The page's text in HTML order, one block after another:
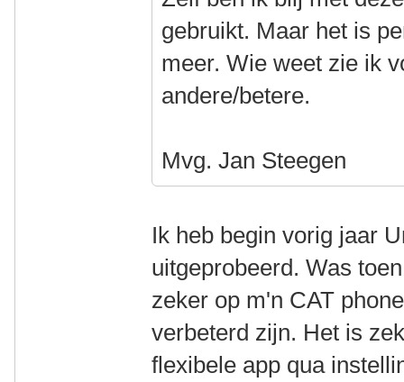
gebruikt. Maar het is
meer. Wie weet zie ik
andere/betere.
Mvg. Jan Steegen
Ik heb begin vorig jaar
uitgeprobeerd. Was
zeker op m'n CAT
verbeterd zijn. Het is
flexibele app qua